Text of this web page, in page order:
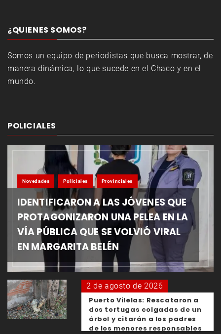
¿QUIENES SOMOS?
Somos un equipo de periodistas que busca mostrar, de
manera dinámica, lo que sucede en el Chaco y en el
mundo.
POLICIALES
Novedades Policiales Provinciales
IDENTIFICARON A LAS JÓVENES QUE
PROTAGONIZARON UNA PELEA EN LA
VÍA PÚBLICA QUE SE VOLVIÓ VIRAL
EN MARGARITA BELÉN
2 de agosto de 2026
Puerto Vilelas: Rescataron a
dos tortugas colgadas de un
árbol y citarán a los padres
de los menores responsables